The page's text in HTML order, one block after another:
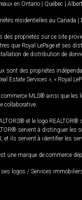
en Ontario Québec
résidentielles au Canada
des propriétés sur ce site
que Royal LePage et ses
de distribution de
sont des propriétés
Estate Services », « Royal
commerce MLS® ainsi que les
collaborative.
et le logo
servent à distinguer les
et ils servent à identifier les
une marque de commerce
ses logos / Services